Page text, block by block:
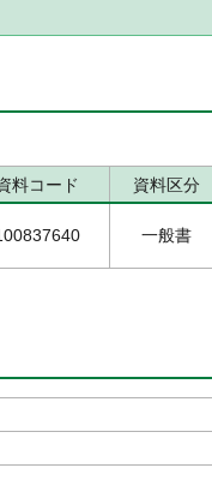
料コード 資料区分
一般書